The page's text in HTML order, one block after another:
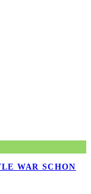
WAR SCHON